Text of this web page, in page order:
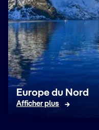
Europe du Nord
Afficher plus